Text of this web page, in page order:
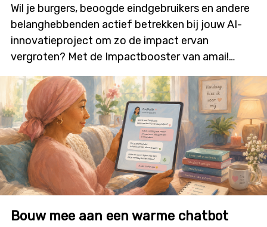
Wil je burgers, beoogde eindgebruikers en andere
belanghebbenden actief betrekken bij jouw AI-
innovatieproject om zo de impact ervan
vergroten? Met de Impactbooster van amai!
kunnen onderzoekers en innovatoren financiële
ondersteuning aanvragen voor
burgerparticipatie- en outreachactiviteiten die
bijdragen aan meer dialoog, betrokkenheid en
technologieacceptatie. Deze nieuwe oproep zal
initiatieven stimuleren waarin burgers niet alleen
geïnformeerd worden, maar ook daadwerkelijk
mee vorm geven aan onderzoek, ontwikkeling en
dinsdag 7 juli, in deze infosessie overlopen we alle
Bouw mee aan een warme chatbot